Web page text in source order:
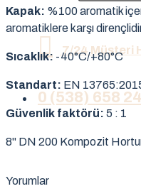
7/24 Müşteri
0 (538) 658
Kapak: %100 aromatik
aromatiklere karşı
Sıcaklık: -40°C/+80°C
Standart: EN
Güvenlik faktörü: 5 : 1
8" DN 200 Kompozit
Yorumlar